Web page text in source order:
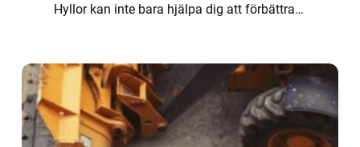
Hyllor kan inte bara hjälpa dig att förbättra
at...